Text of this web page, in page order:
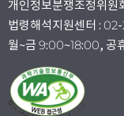
개인정보분쟁조정위원
법령해석지원센터 :
월~금 9:00~18:00, 공